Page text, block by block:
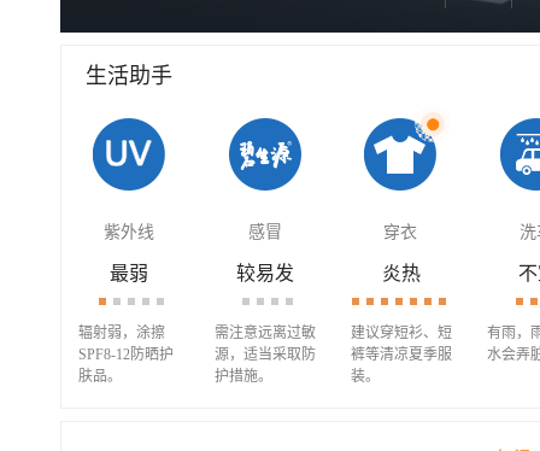
生活助手
紫外线 感冒 穿衣 洗
最弱
辐射弱，涂擦
SPF8-12防晒护
肤品。
较易发
需注意远离过敏
源，适当采取防
护措施。
炎热
建议穿短衫、短
裤等清凉夏季服
装。
有雨，
水会弄